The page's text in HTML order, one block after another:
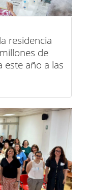
residencia
de
este año a las